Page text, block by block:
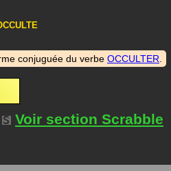
conjuguée du verbe OCCULTER
Voir section Scrabble